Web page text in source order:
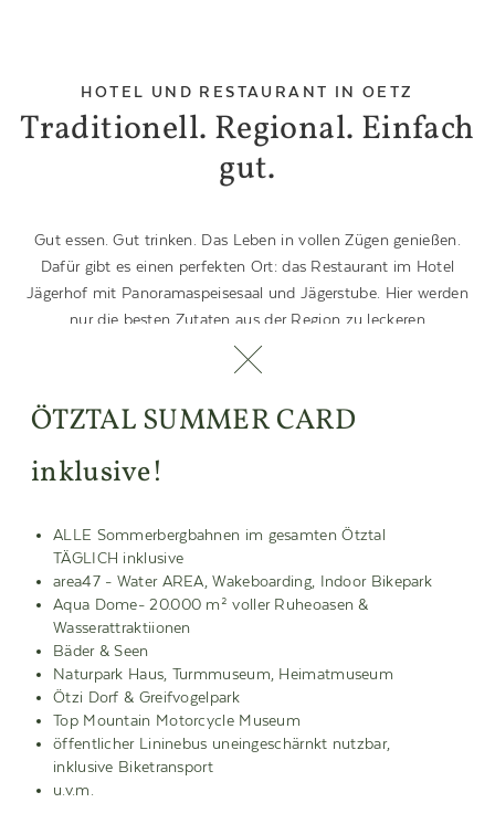
ÖTZTAL SUMMER CARD
inklusive!
ALLE Sommerbergbahnen im gesamten Ötztal
TÄGLICH inklusive
area47 - Water AREA, Wakeboarding, Indoor Bikepark
Aqua Dome- 20.000 m² voller Ruheoasen &
Wasserattraktiionen
Bäder & Seen
Naturpark Haus, Turmmuseum, Heimatmuseum
Ötzi Dorf & Greifvogelpark
Top Mountain Motorcycle Museum
öffentlicher Lininebus uneingeschärnkt nutzbar,
inklusive Biketransport
u.v.m.
HOTEL UND RESTAURANT IN OETZ
Traditionell. Regional. Einfach
gut.
Gut essen. Gut trinken. Das Leben in vollen Zügen genießen.
Dafür gibt es einen perfekten Ort: das Restaurant im Hotel
Jägerhof mit Panoramaspeisesaal und Jägerstube. Hier werden
nur die besten Zutaten aus der Region zu leckeren
Köstlichkeiten verarbeitet. Produkte, die hier im Ötztal
gewachsen und gereift sind, veredeln wir zu genussvollen
zum allabendlichen Genussmenü verkosten Sie frische,
unserer ausgesuchten Weine. Besonders gut schmecken die
frische Bergluft und die herrliche Kulisse für die richtige
Atmosphäre sorgen. Unsere kleinen Gäste können sich im
angrenzenden Abenteuerspielplatz austoben, währen die Großen
sich ausgiebig dem Panorama und dem Genießen widmen.